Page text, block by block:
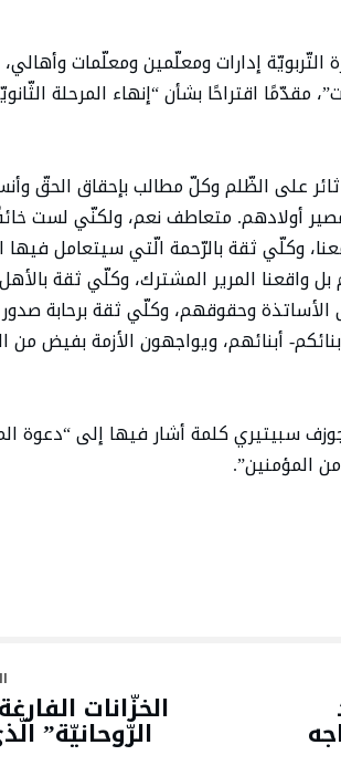
إدارات ومعلّمين ومعلّمات
على الظّلم وكلّ مطالب بإحقاق الحقّ
أولادهم. متعاطف نعم، ولكنّي لست
وكلّي ثقة بالرّحمة الّتي سيتعامل
واقعنا المرير المشترك، وكلّي ثقة
وحقوقهم، وكلّي ثقة برحابة صدور
أبنائهم، ويواجهون الأزمة بفيض من
سبيتيري كلمة أشار فيها إلى “دعوة
المؤمنين”.
الخزّانات
الرّوحانيّة”